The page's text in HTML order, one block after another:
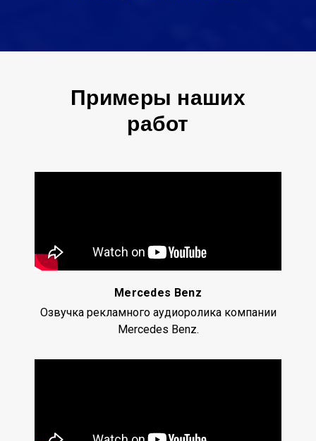
Примеры наших
работ
Mercedes Benz
Озвучка рекламного аудиоролика компании
Mercedes Benz.